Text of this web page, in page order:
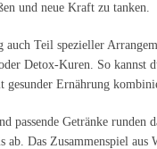
und neue Kraft zu tanken.
Teil spezieller
Detox-Kuren. So kannst
gesunder Ernährung
passende Getränke runden
ab. Das Zusammenspiel aus